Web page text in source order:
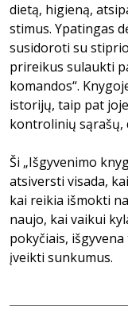
dietą, higieną,
stimus. Ypatingas
susidoroti su
prireikus sulaukti
komandos“.
istorijų, taip pat
kontrolinių sąrašų,
Ši „Išgyvenimo
atsiversti visada,
kai reikia išmokti
naujo, kai vaikui
pokyčiais,
įveikti sunkumus.